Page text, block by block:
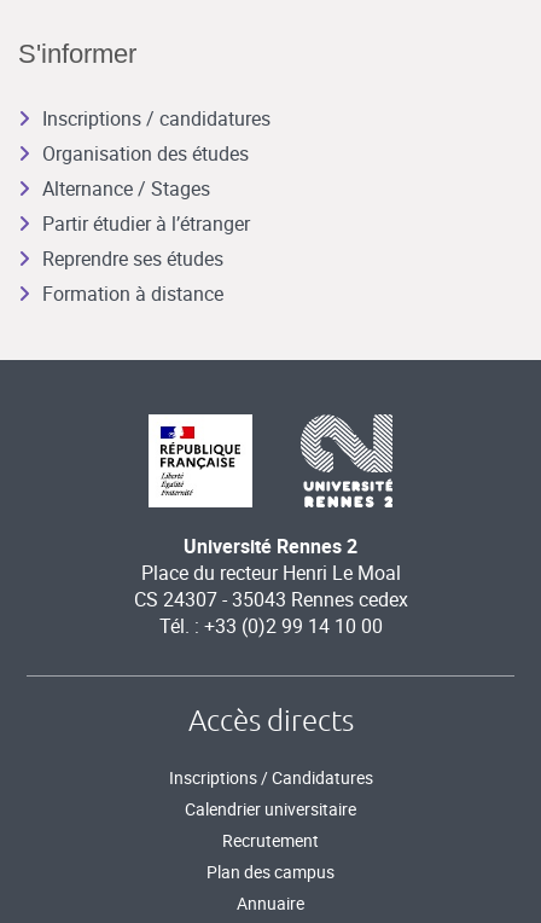
S'informer
Inscriptions / candidatures
Organisation des études
Alternance / Stages
Partir étudier à l’étranger
Reprendre ses études
Formation à distance
Université Rennes 2
Place du recteur Henri Le Moal
CS 24307 - 35043 Rennes cedex
Tél. : +33 (0)2 99 14 10 00
Accès directs
Inscriptions / Candidatures
Calendrier universitaire
Recrutement
Plan des campus
Annuaire